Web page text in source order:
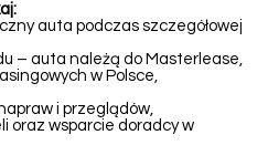
auta podczas szczegółowej
– auta należą do Masterlease,
w Polsce,
i przeglądów,
oraz wsparcie doradcy w